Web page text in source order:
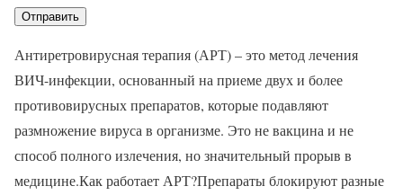
Антиретровирусная терапия (АРТ) – это метод лечения
ВИЧ-инфекции, основанный на приеме двух и более
противовирусных препаратов, которые подавляют
размножение вируса в организме. Это не вакцина и не
способ полного излечения, но значительный прорыв в
медицине.Как работает АРТ?Препараты блокируют разные